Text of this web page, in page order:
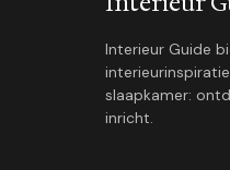
Interieur Guide
slaapkamer:
inricht.